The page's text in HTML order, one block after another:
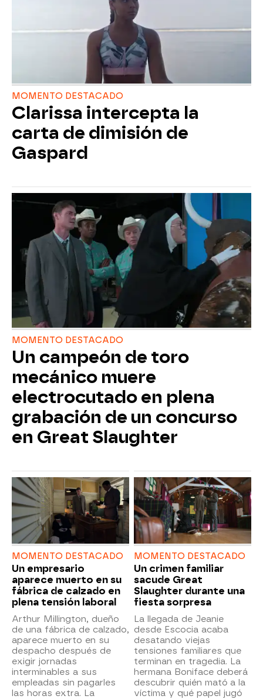
MOMENTO DESTACADO
Clarissa intercepta la
carta de dimisión de
Gaspard
MOMENTO DESTACADO
Un campeón de toro
mecánico muere
electrocutado en plena
grabación de un concurso
en Great Slaughter
MOMENTO DESTACADO
Un empresario
aparece muerto en su
fábrica de calzado en
plena tensión laboral
Arthur Millington, dueño
de una fábrica de calzado,
aparece muerto en su
despacho después de
exigir jornadas
interminables a sus
empleadas sin pagarles
las horas extra. La
MOMENTO DESTACADO
Un crimen familiar
sacude Great
Slaughter durante una
fiesta sorpresa
La llegada de Jeanie
desde Escocia acaba
desatando viejas
tensiones familiares que
terminan en tragedia. La
hermana Boniface deberá
descubrir quién mató a la
víctima y qué papel jugó